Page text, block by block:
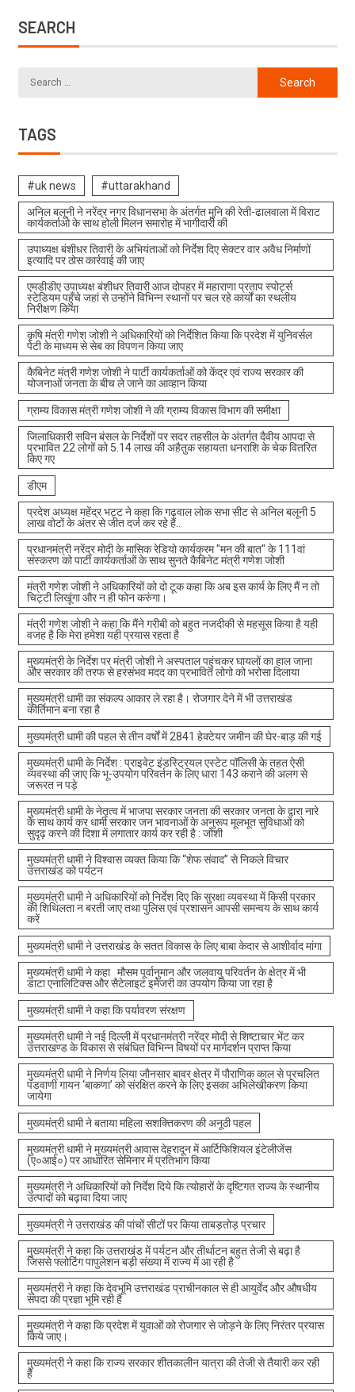
SEARCH
TAGS
#uk news #uttarakhand
अनिल बलूनी ने नरेंद्र नगर विधानसभा के अंतर्गत मुनि की रेती-ढालवाला में विराट
कार्यकर्ताओ के साथ होली मिलन समारोह में भागीदारी की
उपाध्यक्ष बंशीधर तिवारी के अभियंताओं को निर्देश दिए सेक्टर वार अवैध निर्माणों
इत्यादि पर ठोस कार्रवाई की जाए
एमडीडीए उपाध्यक्ष बंशीधर तिवारी आज दोपहर में महाराणा प्रताप स्पोर्ट्स
स्टेडियम पहुँचे जहां से उन्होंने विभिन्न स्थानों पर चल रहे कार्यों का स्थलीय
निरीक्षण किया
कृषि मंत्री गणेश जोशी ने अधिकारियों को निर्देशित किया कि प्रदेश में युनिवर्सल
पेटी के माध्यम से सेब का विपणन किया जाए
कैबिनेट मंत्री गणेश जोशी ने पार्टी कार्यकर्ताओं को केंद्र एवं राज्य सरकार की
योजनाओं जनता के बीच ले जाने का आव्हान किया
ग्राम्य विकास मंत्री गणेश जोशी ने की ग्राम्य विकास विभाग की समीक्षा
जिलाधिकारी सविन बंसल के निर्देशों पर सदर तहसील के अंतर्गत दैवीय आपदा से
प्रभावित 22 लोगों को 5.14 लाख की अहैतुक सहायता धनराशि के चेक वितरित
किए गए
डीएम
प्रदेश अध्यक्ष महेंद्र भट्ट ने कहा कि गढ़वाल लोक सभा सीट से अनिल बलूनी 5
लाख वोटों के अंतर से जीत दर्ज कर रहे हैं..
प्रधानमंत्री नरेंद्र मोदी के मासिक रेडियो कार्यक्रम "मन की बात" के 111वां
संस्करण को पार्टी कार्यकर्ताओं के साथ सुनते कैबिनेट मंत्री गणेश जोशी
मंत्री गणेश जोशी ने अधिकारियों को दो टूक कहा कि अब इस कार्य के लिए मैं न तो
चिट्टी लिखूंगा और न ही फोन करुंगा।
मंत्री गणेश जोशी ने कहा कि मैंने गरीबी को बहुत नजदीकी से महसूस किया है यही
वजह है कि मेरा हमेशा यही प्रयास रहता है
मुख्यमंत्री के निर्देश पर मंत्री जोशी ने अस्पताल पहुंचकर घायलों का हाल जाना
और सरकार की तरफ से हरसंभव मदद का प्रभावित लोगो को भरोसा दिलाया
मुख्यमंत्री धामी का संकल्प आकार ले रहा है। रोजगार देने में भी उत्तराखंड
कीर्तिमान बना रहा है
मुख्यमंत्री धामी की पहल से तीन वर्षों में 2841 हेक्टेयर जमीन की घेर-बाड़ की गई
मुख्यमंत्री धामी के निर्देश : प्राइवेट इंडस्ट्रियल एस्टेट पॉलिसी के तहत ऐसी
व्यवस्था की जाए कि भू-उपयोग परिवर्तन के लिए धारा 143 कराने की अलग से
जरूरत न पड़े
मुख्यमंत्री धामी के नेतृत्व में भाजपा सरकार जनता की सरकार जनता के द्वारा नारे
के साथ कार्य कर धामी सरकार जन भावनाओं के अनुरूप मूलभूत सुविधाओं को
सुदृढ़ करने की दिशा में लगातार कार्य कर रही है : जोशी
मुख्यमंत्री धामी ने विश्वास व्यक्त किया कि “शेफ संवाद” से निकले विचार
उत्तराखंड को पर्यटन
मुख्यमंत्री धामी ने अधिकारियों को निर्देश दिए कि सुरक्षा व्यवस्था में किसी प्रकार
की शिथिलता न बरती जाए तथा पुलिस एवं प्रशासन आपसी समन्वय के साथ कार्य
करें
मुख्यमंत्री धामी ने उत्तराखंड के सतत विकास के लिए बाबा केदार से आशीर्वाद मांगा
मुख्यमंत्री धामी ने कहा मौसम पूर्वानुमान और जलवायु परिवर्तन के क्षेत्र में भी
डाटा एनालिटिक्स और सैटेलाइट इमेजरी का उपयोग किया जा रहा है
मुख्यमंत्री धामी ने कहा कि पर्यावरण संरक्षण
मुख्यमंत्री धामी ने नई दिल्ली में प्रधानमंत्री नरेंद्र मोदी से शिष्टाचार भेंट कर
उत्तराखण्ड के विकास से संबंधित विभिन्न विषयों पर मार्गदर्शन प्राप्त किया
मुख्यमंत्री धामी ने निर्णय लिया जौनसार बावर क्षेत्र में पौराणिक काल से प्रचलित
पंडवाणी गायन ‘बाकणा’ को संरक्षित करने के लिए इसका अभिलेखीकरण किया
जायेगा
मुख्यमंत्री धामी ने बताया महिला सशक्तिकरण की अनूठी पहल
मुख्यमंत्री धामी ने मुख्यमंत्री आवास देहरादून में आर्टिफिशियल इंटेलीजेंस
(ए०आई०) पर आधारित सेमिनार में प्रतिभाग किया
मुख्यमंत्री ने अधिकारियों को निर्देश दिये कि त्योहारों के दृष्टिगत राज्य के स्थानीय
उत्पादों को बढ़ावा दिया जाए
मुख्यमंत्री ने उत्तराखंड की पांचों सीटों पर किया ताबड़तोड़ प्रचार
मुख्यमंत्री ने कहा कि उत्तराखंड में पर्यटन और तीर्थाटन बहुत तेजी से बढ़ा है
जिससे फ्लोटिंग पापुलेशन बड़ी संख्या में राज्य में आ रही है
मुख्यमंत्री ने कहा कि देवभूमि उत्तराखंड प्राचीनकाल से ही आयुर्वेद और औषधीय
संपदा की प्रज्ञा भूमि रही है
मुख्यमंत्री ने कहा कि प्रदेश में युवाओं को रोजगार से जोड़ने के लिए निरंतर प्रयास
किये जाए।
मुख्यमंत्री ने कहा कि राज्य सरकार शीतकालीन यात्रा की तेजी से तैयारी कर रही
है